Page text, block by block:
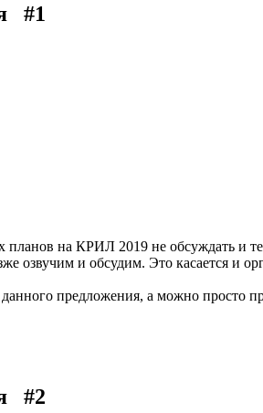
#1
на КРИЛ 2019 не обсуждать и
озвучим и обсудим. Это касается и
предложения, а можно просто
#2